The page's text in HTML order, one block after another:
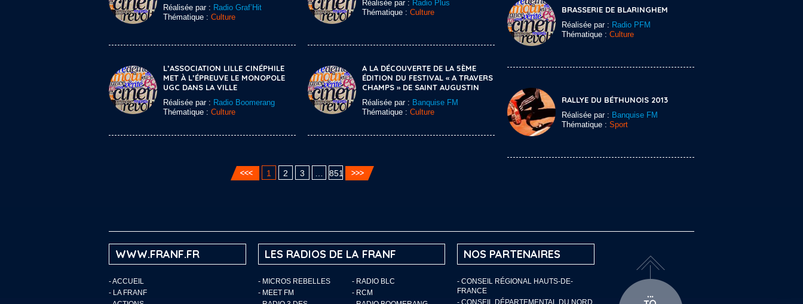
Réalisée par : Radio Graf’Hit
Thématique : Culture
Réalisée par : Radio Plus
Thématique : Culture
L’ASSOCIATION LILLE CINÉPHILE
MET À L’ÉPREUVE LE MONOPOLE
UGC DANS LA VILLE
Réalisée par : Radio Boomerang
Thématique : Culture
A LA DÉCOUVERTE DE LA 5ÈME
ÉDITION DU FESTIVAL « A TRAVERS
CHAMPS » DE SAINT AUGUSTIN
Réalisée par : Banquise FM
Thématique : Culture
1 2 3 851
BRASSERIE DE BLARINGHEM
Réalisée par : Radio PFM
Thématique : Culture
RALLYE DU BÉTHUNOIS 2013
Réalisée par : Banquise FM
Thématique : Sport
WWW.FRANF.FR
-ACCUEIL
- LA FRANF
LES RADIOS DE LA FRANF
- MICROS REBELLES
- RADIO BLC
- MEET FM
- RCM
NOS PARTENAIRES
- CONSEIL RÉGIONAL HAUTS-DE-
FRANCE
- CONSEIL DÉPARTEMENTAL DU NORD